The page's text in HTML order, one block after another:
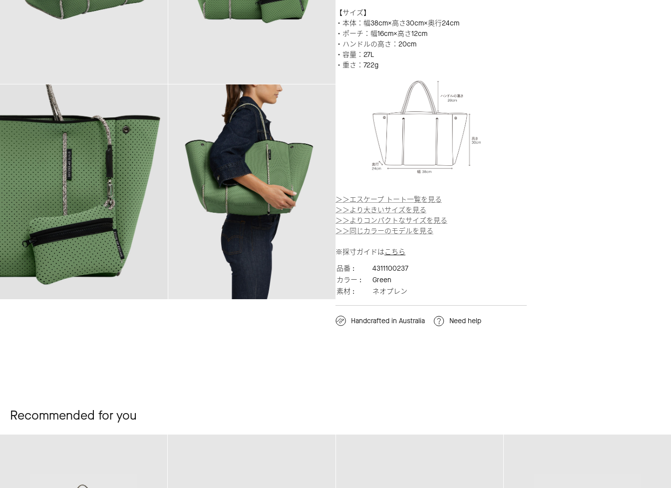
【サイズ】
・本体：幅38cm×高さ30cm×奥行24cm
・ポーチ：幅16cm×高さ12cm
・ハンドルの高さ：20cm
・容量：27L
・重さ：722g
＞＞エスケープ トート一覧を見る
＞＞より大きいサイズを見る
＞＞よりコンパクトなサイズを見る
＞＞同じカラーのモデルを見る
※採寸ガイドはこちら
品番 :
4311100237
カラー :
Green
素材 :
ネオプレン
Handcrafted in Australia Need help
Recommended for you